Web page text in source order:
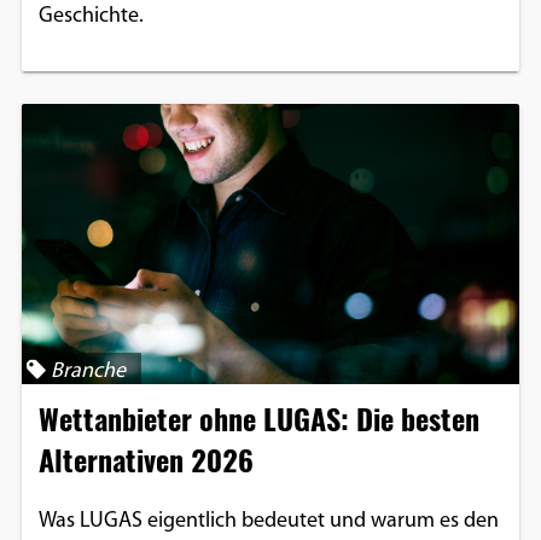
Geschichte.
Branche
Wettanbieter ohne LUGAS: Die besten
Alternativen 2026
Was LUGAS eigentlich bedeutet und warum es den